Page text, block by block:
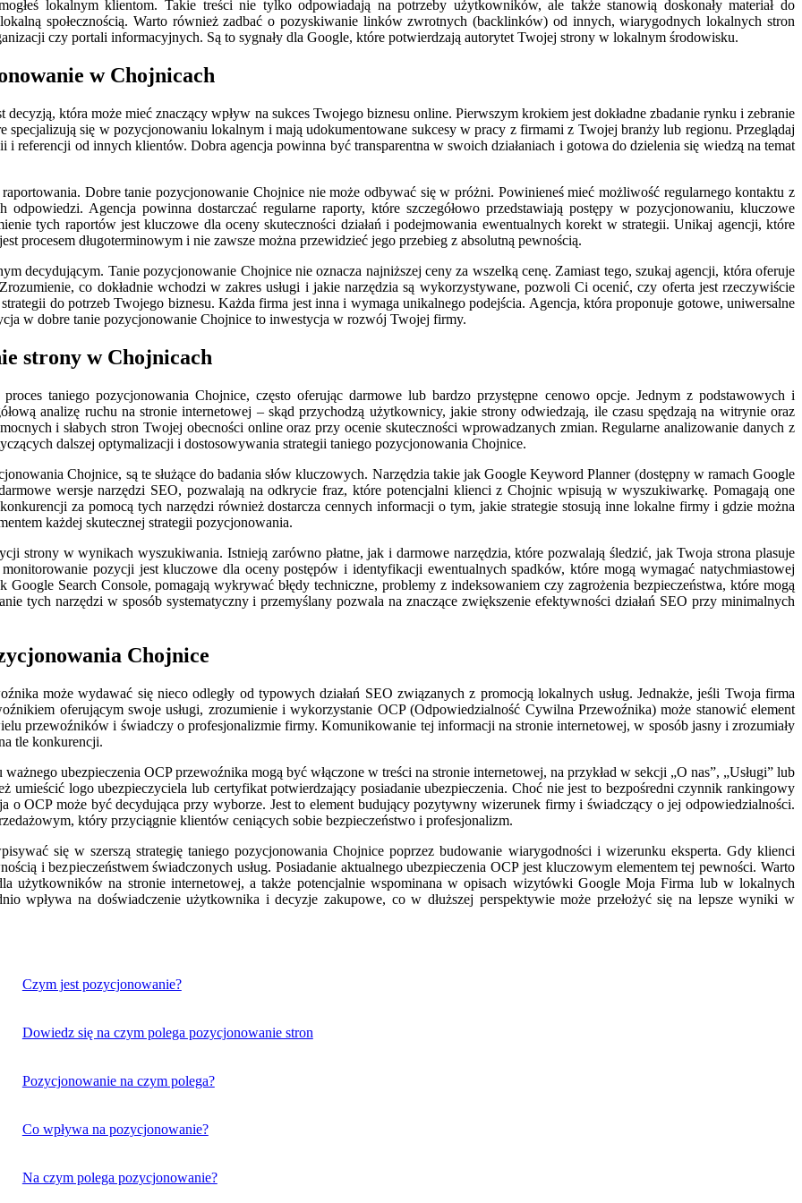
lokalnym klientom. Takie treści nie tylko odpowiadają na potrzeby użytkowników, ale także stanowią doskonały materiał do
społecznością. Warto również zadbać o pozyskiwanie linków zwrotnych (backlinków) od innych, wiarygodnych lokalnych stron
czy portali informacyjnych. Są to sygnały dla Google, które potwierdzają autorytet Twojej strony w lokalnym środowisku.
w Chojnicach
która może mieć znaczący wpływ na sukces Twojego biznesu online. Pierwszym krokiem jest dokładne zbadanie rynku i zebranie
specjalizują się w pozycjonowaniu lokalnym i mają udokumentowane sukcesy w pracy z firmami z Twojej branży lub regionu. Przeglądaj
referencji od innych klientów. Dobra agencja powinna być transparentna w swoich działaniach i gotowa do dzielenia się wiedzą na temat
Dobre tanie pozycjonowanie Chojnice nie może odbywać się w próżni. Powinieneś mieć możliwość regularnego kontaktu z
Agencja powinna dostarczać regularne raporty, które szczegółowo przedstawiają postępy w pozycjonowaniu, kluczowe
tych raportów jest kluczowe dla oceny skuteczności działań i podejmowania ewentualnych korekt w strategii. Unikaj agencji, które
procesem długoterminowym i nie zawsze można przewidzieć jego przebieg z absolutną pewnością.
decydującym. Tanie pozycjonowanie Chojnice nie oznacza najniższej ceny za wszelką cenę. Zamiast tego, szukaj agencji, która oferuje
co dokładnie wchodzi w zakres usługi i jakie narzędzia są wykorzystywane, pozwoli Ci ocenić, czy oferta jest rzeczywiście
do potrzeb Twojego biznesu. Każda firma jest inna i wymaga unikalnego podejścia. Agencja, która proponuje gotowe, uniwersalne
w dobre tanie pozycjonowanie Chojnice to inwestycja w rozwój Twojej firmy.
strony w Chojnicach
taniego pozycjonowania Chojnice, często oferując darmowe lub bardzo przystępne cenowo opcje. Jednym z podstawowych i
analizę ruchu na stronie internetowej – skąd przychodzą użytkownicy, jakie strony odwiedzają, ile czasu spędzają na witrynie oraz
i słabych stron Twojej obecności online oraz przy ocenie skuteczności wprowadzanych zmian. Regularne analizowanie danych z
dalszej optymalizacji i dostosowywania strategii taniego pozycjonowania Chojnice.
Chojnice, są te służące do badania słów kluczowych. Narzędzia takie jak Google Keyword Planner (dostępny w ramach Google
wersje narzędzi SEO, pozwalają na odkrycie fraz, które potencjalni klienci z Chojnic wpisują w wyszukiwarkę. Pomagają one
za pomocą tych narzędzi również dostarcza cennych informacji o tym, jakie strategie stosują inne lokalne firmy i gdzie można
każdej skutecznej strategii pozycjonowania.
strony w wynikach wyszukiwania. Istnieją zarówno płatne, jak i darmowe narzędzia, które pozwalają śledzić, jak Twoja strona plasuje
pozycji jest kluczowe dla oceny postępów i identyfikacji ewentualnych spadków, które mogą wymagać natychmiastowej
Search Console, pomagają wykrywać błędy techniczne, problemy z indeksowaniem czy zagrożenia bezpieczeństwa, które mogą
tych narzędzi w sposób systematyczny i przemyślany pozwala na znaczące zwiększenie efektywności działań SEO przy minimalnych
Chojnice
może wydawać się nieco odległy od typowych działań SEO związanych z promocją lokalnych usług. Jednakże, jeśli Twoja firma
oferującym swoje usługi, zrozumienie i wykorzystanie OCP (Odpowiedzialność Cywilna Przewoźnika) może stanowić element
przewoźników i świadczy o profesjonalizmie firmy. Komunikowanie tej informacji na stronie internetowej, w sposób jasny i zrozumiały
tle konkurencji.
ubezpieczenia OCP przewoźnika mogą być włączone w treści na stronie internetowej, na przykład w sekcji „O nas”, „Usługi” lub
umieścić logo ubezpieczyciela lub certyfikat potwierdzający posiadanie ubezpieczenia. Choć nie jest to bezpośredni czynnik rankingowy
o OCP może być decydująca przy wyborze. Jest to element budujący pozytywny wizerunek firmy i świadczący o jej odpowiedzialności.
który przyciągnie klientów ceniących sobie bezpieczeństwo i profesjonalizm.
się w szerszą strategię taniego pozycjonowania Chojnice poprzez budowanie wiarygodności i wizerunku eksperta. Gdy klienci
i bezpieczeństwem świadczonych usług. Posiadanie aktualnego ubezpieczenia OCP jest kluczowym elementem tej pewności. Warto
użytkowników na stronie internetowej, a także potencjalnie wspominana w opisach wizytówki Google Moja Firma lub w lokalnych
wpływa na doświadczenie użytkownika i decyzje zakupowe, co w dłuższej perspektywie może przełożyć się na lepsze wyniki w
Czym jest pozycjonowanie?
Dowiedz się na czym polega pozycjonowanie stron
Pozycjonowanie na czym polega?
Co wpływa na pozycjonowanie?
Na czym polega pozycjonowanie?